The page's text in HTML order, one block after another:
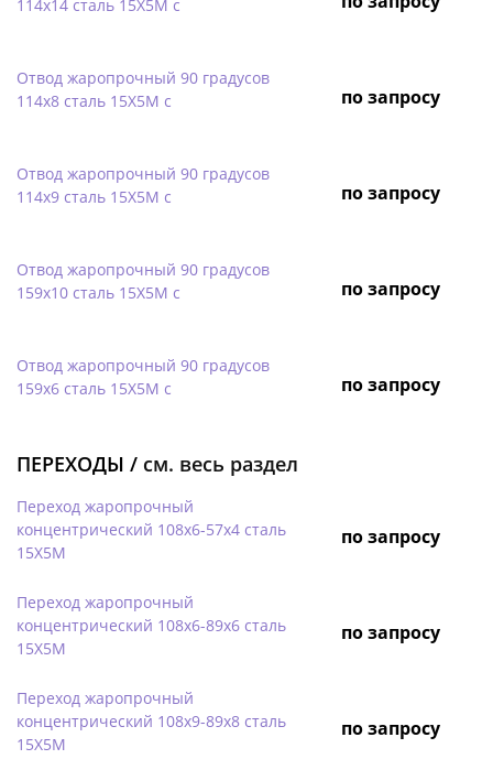
114х14 сталь 15Х5М с
Отвод жаропрочный 90 градусов
114х8 сталь 15Х5М с
по запросу
Отвод жаропрочный 90 градусов
114х9 сталь 15Х5М с
по запросу
Отвод жаропрочный 90 градусов
159х10 сталь 15Х5М с
по запросу
Отвод жаропрочный 90 градусов
159х6 сталь 15Х5М с
по запросу
ПЕРЕХОДЫ / см. весь раздел
Переход жаропрочный
концентрический 108х6-57х4 сталь
15Х5М
по запросу
Переход жаропрочный
концентрический 108х6-89х6 сталь
15Х5М
по запросу
Переход жаропрочный
концентрический 108х9-89х8 сталь
15Х5М
по запросу